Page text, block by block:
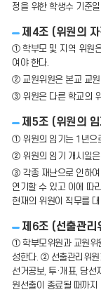
정을 위한 학생수 기준
제4조 (위원의
① 학부모 및 지역 위원
여야 한다.
② 교원위원은 본교 교원
③ 위원은 다른 학교의
제5조 (위원의
① 위원의 임기는 1년으
② 위원의 임기 개시일
③ 각종 재난으로 인하여
연기할 수 있고 이에 따
현재의 위원이 직무를
제6조 (선출관리
① 학부모위원과 교원위
성한다. ② 선출관리위원
선거공보, 투·개표, 당
원선출이 종료될 때까지